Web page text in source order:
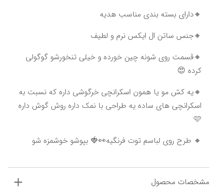
🔸دارای بسته بندی مناسب هدیه
🔸جنس ساتن ال ایکس نرم و لطیف
کرده 😍
اسکرانچی های ساده یه طراحی با نمک داره روش گوش داره
🩷
🔸 طرح روی لباسم توت فرنگیه👀🍓 بپوشو خوشمزه شو
مشخصات محصول